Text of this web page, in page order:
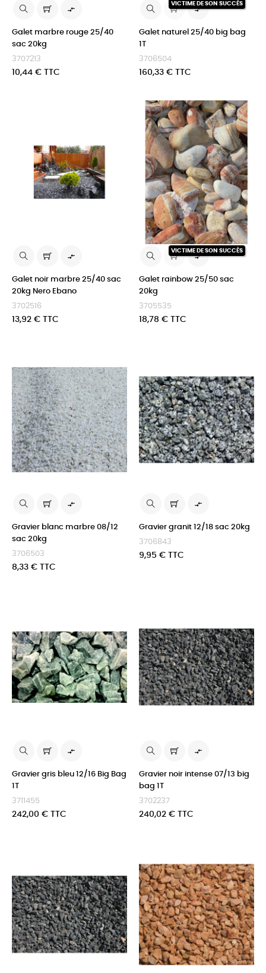

Galet marbre rouge 25/40
sac 20kg
3707213
Prix
10,44 € TTC
VICTIME DE SON SUCCÈS

Galet naturel 25/40 big bag
1T
3706504
Prix
160,33 € TTC

Galet noir marbre 25/40 sac
20kg Nero Ebano
3702516
Prix
13,92 € TTC
VICTIME DE SON SUCCÈS

Galet rainbow 25/50 sac
20kg
3705535
Prix
18,78 € TTC

Gravier blanc marbre 08/12
sac 20kg
3706503
Prix
8,33 € TTC

Gravier granit 12/18 sac 20kg
3706843
Prix
9,95 € TTC

Gravier gris bleu 12/16 Big Bag
1T
3711455
Prix
242,00 € TTC

Gravier noir intense 07/13 big
bag 1T
3702237
Prix
240,02 € TTC